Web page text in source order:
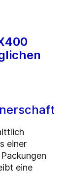
einer
eine